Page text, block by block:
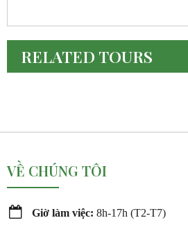
RELATED TOURS
VỀ CHÚNG TÔI
Giờ làm việc: 8h-17h (T2-T7)